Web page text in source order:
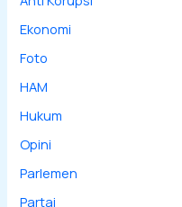
Ekonomi
Foto
HAM
Hukum
Opini
Parlemen
Partai